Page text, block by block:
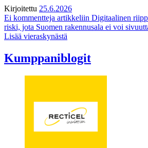
Kirjoitettu 25.6.2026
Ei kommentteja artikkeliin Digitaalinen
riski, jota Suomen rakennusala ei voi
Lisää vieraskynästä
Kumppaniblogit